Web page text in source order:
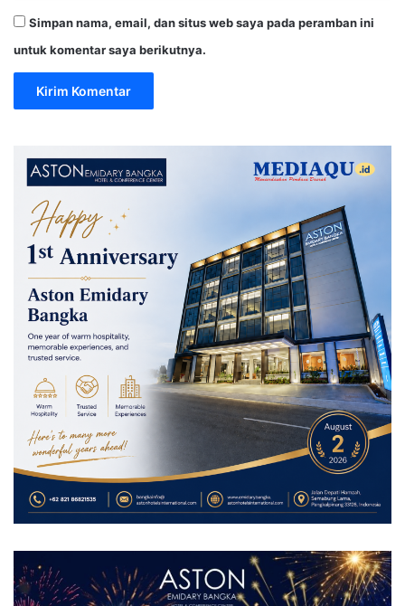
Simpan nama, email, dan situs web saya pada peramban ini
untuk komentar saya berikutnya.